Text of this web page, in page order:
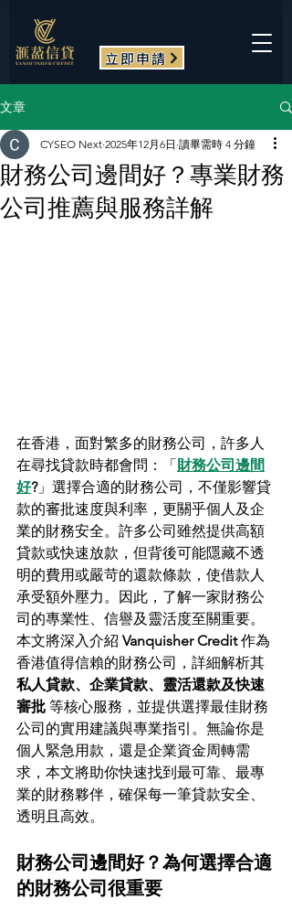
立即申請
文章
財務公司邊間好？專業財務
公司推薦與服務詳解
CYSEO Next 2025年12月6日 讀畢需時 4 分鐘
在香港，面對繁多的財務公司，許多人
在尋找貸款時都會問：「 財務公司邊間
好?」選擇合適的財務公司，不僅影響貸
款的審批速度與利率，更關乎個人及企
業的財務安全。許多公司雖然提供高額
貸款或快速放款，但背後可能隱藏不透
明的費用或嚴苛的還款條款，使借款人
承受額外壓力。因此，了解一家財務公
司的專業性、信譽及靈活度至關重要。
本文將深入介紹 Vanquisher Credit 作為
香港值得信賴的財務公司，詳細解析其
私人貸款、企業貸款、靈活還款及快速
審批 等核心服務，並提供選擇最佳財務
公司的實用建議與專業指引。無論你是
個人緊急用款，還是企業資金周轉需
求，本文將助你快速找到最可靠、最專
業的財務夥伴，確保每一筆貸款安全、
透明且高效。
財務公司邊間好？為何選擇合適
的財務公司很重要